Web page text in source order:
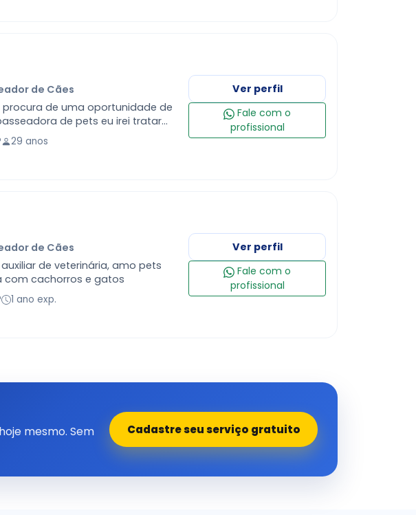
de Cães
procura de uma oportunidade de
de pets eu irei tratar
eu nunca passei com nenhum
29 anos
Ver perfil
Fale com o
profissional
de Cães
de veterinária, amo pets
com cachorros e gatos
1 ano exp.
Ver perfil
Fale com o
profissional
mesmo. Sem
Cadastre seu serviço gratuito